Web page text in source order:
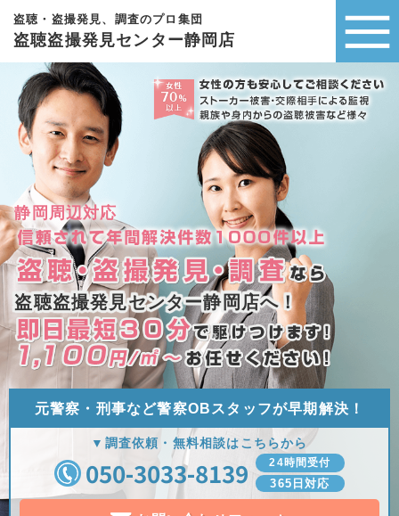
盗聴・盗撮発見、調査のプロ集団
盗聴盗撮発見センター静岡店
静岡周辺対応
盗聴盗撮発見センター静岡店へ！
元警察・刑事など警察OBスタッフが早期解決！
▼調査依頼・無料相談はこちらから
050-3033-8139 24時間受付
365日対応